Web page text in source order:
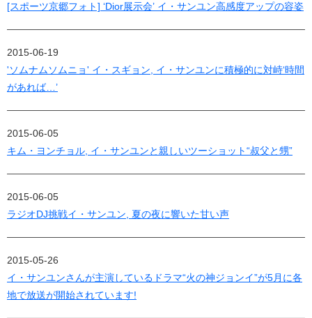
[スポーツ京郷フォト] ‘Dior展示会’ イ・サンユン高感度アップの容姿
2015-06-19
'ソムナムソムニョ' イ・スギョン, イ・サンユンに積極的に対峙‘時間
があれば…’
2015-06-05
キム・ヨンチョル, イ・サンユンと親しいツーショット“叔父と甥”
2015-06-05
ラジオDJ挑戦イ・サンユン, 夏の夜に響いた甘い声
2015-05-26
イ・サンユンさんが主演しているドラマ“火の神ジョンイ”が5月に各
地で放送が開始されています!